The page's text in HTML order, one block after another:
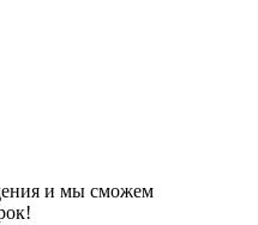
и мы сможем